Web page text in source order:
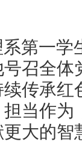
第一学
召全体
传承红
当作为
大的智